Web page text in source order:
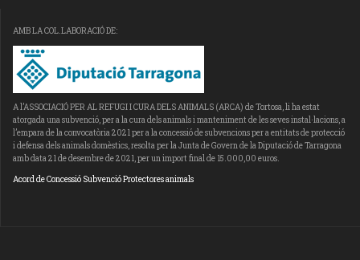
AMB LA COL.LABORACIÓ DE:
A l’ASSOCIACIÓ PER AL REFUGI I CURA DELS ANIMALS (ARCA) de Tortosa, li ha estat
atorgada una subvenció, per a la cura dels animals i manteniment de les seves instal·lacions, a
l’empara de la convocatòria 2021 per a la concessió de subvencions per a entitats de protecció
i defensa dels animals domèstics, resolta per la Junta de Govern de la Diputació de Tarragona
amb data 21 de desembre de 2021, per un import final de 15.000,00 euros.
Acord de Concessió Subvenció Protectores animals